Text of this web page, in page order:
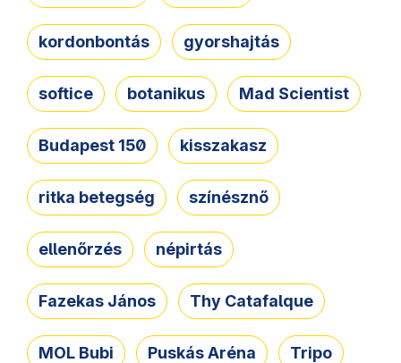
kordonbontás gyorshajtás
softice botanikus Mad Scientist
Budapest 150 kisszakasz
ritka betegség színésznő
ellenőrzés népirtás
Fazekas János Thy Catafalque
MOL Bubi Puskás Aréna Tripo